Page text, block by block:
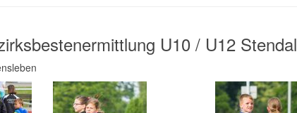
U10 / U12 Stendal